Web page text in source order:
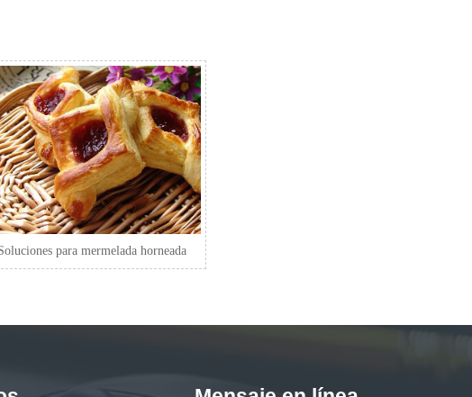
para mermelada horneada